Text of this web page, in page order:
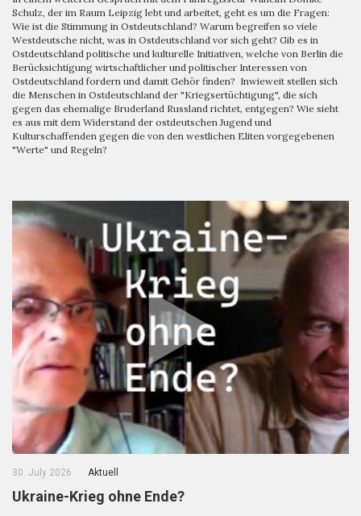
Schulz, der im Raum Leipzig lebt und arbeitet, geht es um die Fragen:
Wie ist die Stimmung in Ostdeutschland? Warum begreifen so viele
Westdeutsche nicht, was in Ostdeutschland vor sich geht? Gib es in
Ostdeutschland politische und kulturelle Initiativen, welche von Berlin die
Berücksichtigung wirtschaftlicher und politischer Interessen von
Ostdeutschland fordern und damit Gehör finden? Inwieweit stellen sich
die Menschen in Ostdeutschland der "Kriegsertüchtigung", die sich
gegen das ehemalige Bruderland Russland richtet, entgegen? Wie sieht
es aus mit dem Widerstand der ostdeutschen Jugend und
Kulturschaffenden gegen die von den westlichen Eliten vorgegebenen
"Werte" und Regeln?
30. July 2026 Aktuell
Ukraine-Krieg ohne Ende?